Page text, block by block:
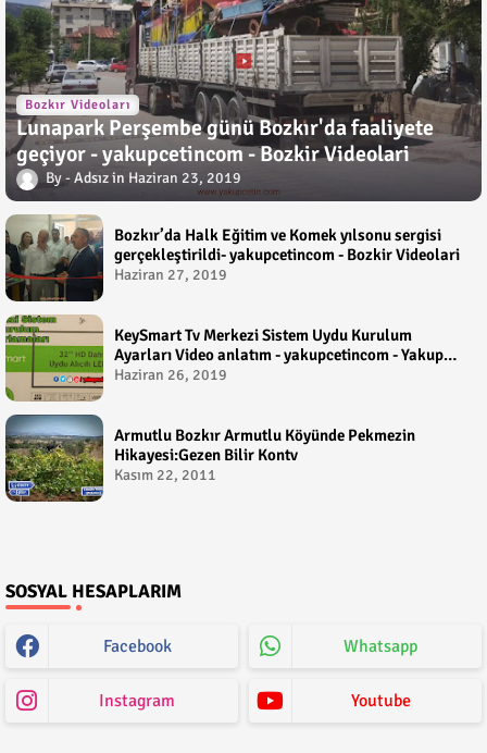
Bozkır Videoları
Lunapark Perşembe günü Bozkır'da faaliyete
geçiyor - yakupcetincom - Bozkir Videolari
Adsız Haziran 23, 2019
Bozkır’da Halk Eğitim ve Komek yılsonu sergisi
gerçekleştirildi- yakupcetincom - Bozkir Videolari
Haziran 27, 2019
KeySmart Tv Merkezi Sistem Uydu Kurulum
Ayarları Video anlatım - yakupcetincom - Yakup
Çetin
Haziran 26, 2019
Armutlu Bozkır Armutlu Köyünde Pekmezin
Hikayesi:Gezen Bilir Kontv
Kasım 22, 2011
SOSYAL HESAPLARIM
Facebook Whatsapp
Instagram Youtube